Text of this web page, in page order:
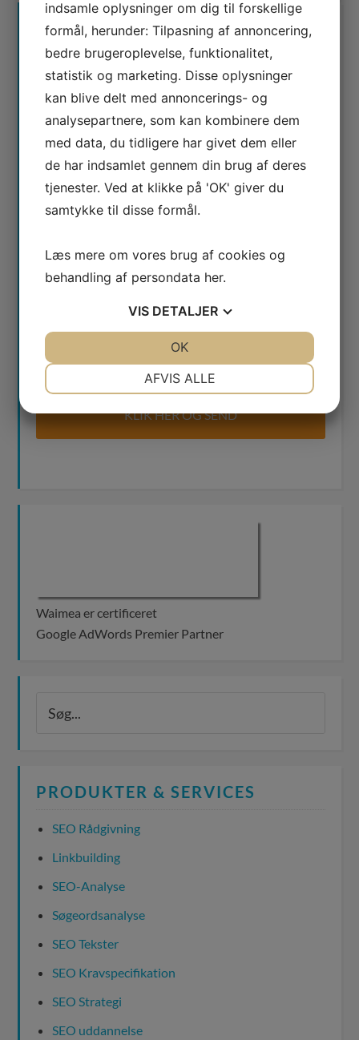
KONTAKT OS
Ring og få en snak på78 76 10 30 eller brug
kontaktformularen
Jeg er ikke en robot
Waimea er certificeret
Google AdWords Premier Partner
PRODUKTER & SERVICES
SEO Rådgivning
Linkbuilding
SEO-Analyse
Søgeordsanalyse
SEO Tekster
SEO Kravspecifikation
SEO Strategi
SEO uddannelse
indsamle oplysninger om dig til forskellige
formål, herunder: Tilpasning af annoncering,
bedre brugeroplevelse, funktionalitet,
statistik og marketing. Disse oplysninger
kan blive delt med annoncerings- og
analysepartnere, som kan kombinere dem
med data, du tidligere har givet dem eller
de har indsamlet gennem din brug af deres
tjenester. Ved at klikke på 'OK' giver du
samtykke til disse formål.
Læs mere om vores brug af cookies og
behandling af persondata her.
VIS DETALJER
AFVIS ALLE
OK